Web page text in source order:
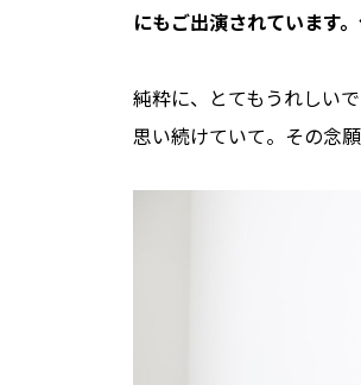
にもご出演されています
純粋に、とてもうれしい
思い続けていて。その念